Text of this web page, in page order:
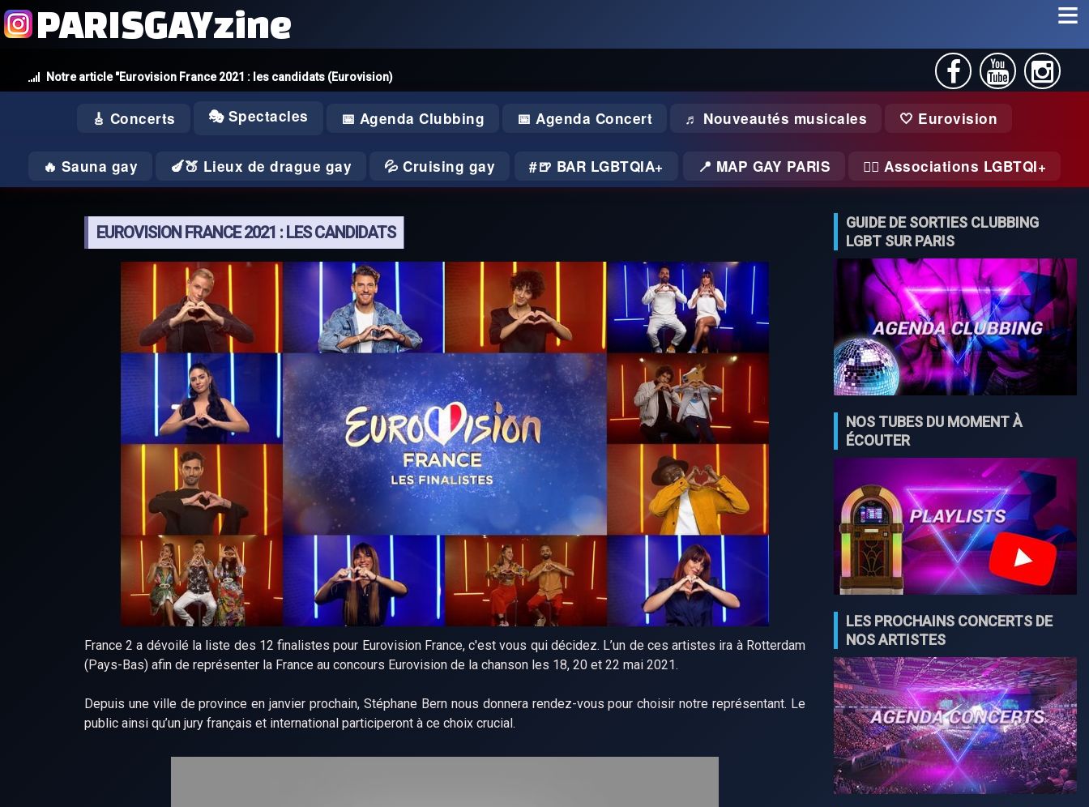
Notre article "Eurovision France 2021 : les candidats (Eurovision)
PARISGAYzine
🎸 Concerts 🎭 Spectacles 📅 Agenda Clubbing 📅 Agenda Concert ♬ Nouveautés musicales 🤍 Eurovision
🔥 Sauna gay 🍆🍑 Lieux de drague gay 💦 Cruising gay 🍺 BAR LGBTQIA+ 📍 MAP GAY PARIS 🏃‍♂️ Associations LGBTQI+
EUROVISION FRANCE 2021 : LES CANDIDATS
France 2 a dévoilé la liste des 12 finalistes pour Eurovision France, c'est vous qui décidez. L’un de ces artistes ira à Rotterdam
(Pays-Bas) afin de représenter la France au concours Eurovision de la chanson les 18, 20 et 22 mai 2021.
Depuis une ville de province en janvier prochain, Stéphane Bern nous donnera rendez-vous pour choisir notre représentant. Le
public ainsi qu’un jury français et international participeront à ce choix crucial.
GUIDE DE SORTIES CLUBBING
LGBT SUR PARIS
NOS TUBES DU MOMENT À
ÉCOUTER
LES PROCHAINS CONCERTS DE
NOS ARTISTES